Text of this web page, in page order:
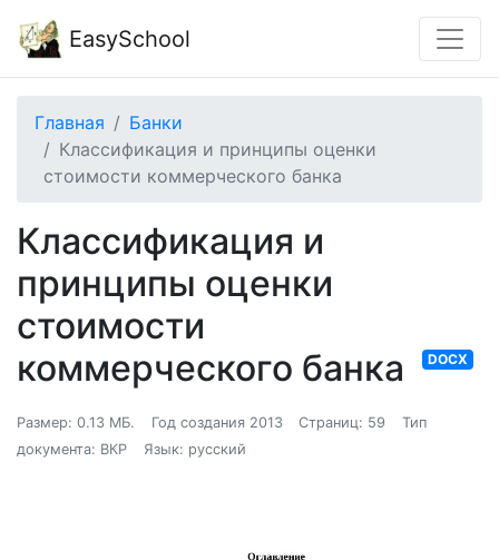
EasySchool
Главная
Банки
Классификация и принципы оценки
стоимости коммерческого банка
Классификация и
принципы оценки
стоимости
коммерческого банка
DOCX
Размер: 0.13 МБ. Год создания 2013 Страниц: 59
Тип
документа: ВКР
Язык: русский